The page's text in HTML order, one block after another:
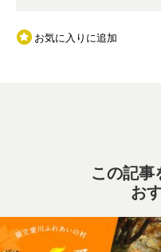
お気に入りに追加
この記事
お